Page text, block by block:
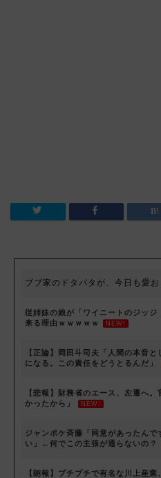
ブブ家のドタバタが、今日も愛お
従姉妹の娘が「ワイニートのジッジ
来る理由ｗｗｗｗｗ
NEW!
【正論】岡田斗司夫「人間の本音
になる。この責任をどうとるんだ」
【悲報】財務省のエース、左遷へ
かったから」
NEW!
ジャンポケ斉藤「同意があったんで
い」←何でこの主張が通らないの？
【朗報】プチプチで有名な川上産